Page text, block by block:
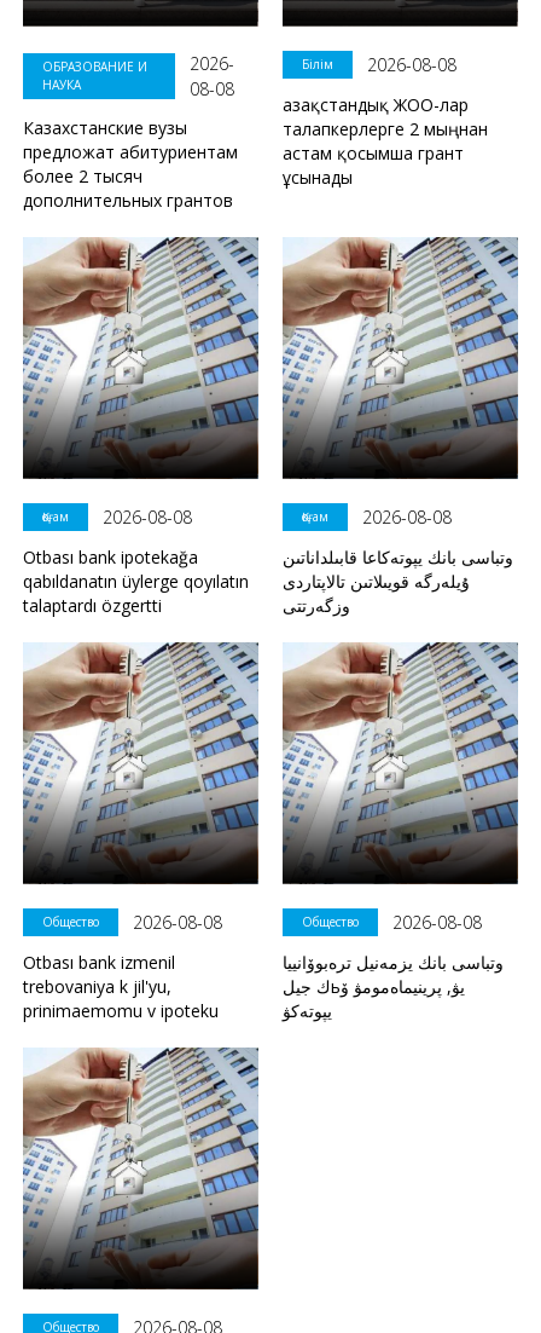
ОБРАЗОВАНИЕ И
НАУКА
2026-
08-08
Казахстанские вузы
предложат абитуриентам
более 2 тысяч
дополнительных грантов
Білім
2026-08-08
Қазақстандық ЖОО-лар
талапкерлерге 2 мыңнан
астам қосымша грант
ұсынады
Қоғам
2026-08-08
Otbası bank ipotekağa
qabıldanatın üylerge qoyılatın
talaptardı özgertti
Қоғам
2026-08-08
وتباسى بانك يپوتەكاعا قابىلداناتىن
ۇيلەرگە قويىلاتىن تالاپتاردى
وزگەرتتى
Общество
2026-08-08
Otbası bank izmenil
trebovaniya k jil'yu,
prinimaemomu v ipoteku
Общество
2026-08-08
وتباسى بانك يزمەنيل ترەبوۆانييا
ك جيلьيۋ, پرينيماەمومۋ ۆ
يپوتەكۋ
Общество 2026-08-08